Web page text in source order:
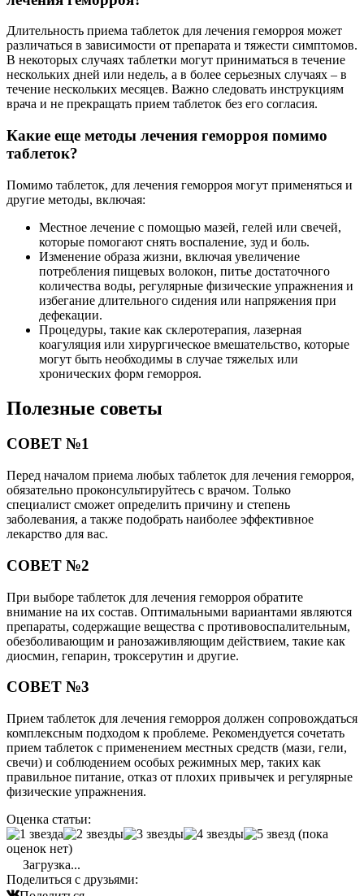
Длительность приема таблеток для лечения геморроя может
различаться в зависимости от препарата и тяжести симптомов.
В некоторых случаях таблетки могут приниматься в течение
нескольких дней или недель, а в более серьезных случаях – в
течение нескольких месяцев. Важно следовать инструкциям
врача и не прекращать прием таблеток без его согласия.
Какие еще методы лечения геморроя помимо
таблеток?
Помимо таблеток, для лечения геморроя могут применяться и
другие методы, включая:
Местное лечение с помощью мазей, гелей или свечей,
которые помогают снять воспаление, зуд и боль.
Изменение образа жизни, включая увеличение
потребления пищевых волокон, питье достаточного
количества воды, регулярные физические упражнения и
избегание длительного сидения или напряжения при
дефекации.
Процедуры, такие как склеротерапия, лазерная
коагуляция или хирургическое вмешательство, которые
могут быть необходимы в случае тяжелых или
хронических форм геморроя.
Полезные советы
СОВЕТ №1
Перед началом приема любых таблеток для лечения геморроя,
обязательно проконсультируйтесь с врачом. Только
специалист сможет определить причину и степень
заболевания, а также подобрать наиболее эффективное
лекарство для вас.
СОВЕТ №2
При выборе таблеток для лечения геморроя обратите
внимание на их состав. Оптимальными вариантами являются
препараты, содержащие вещества с противовоспалительным,
обезболивающим и ранозаживляющим действием, такие как
диосмин, гепарин, троксерутин и другие.
СОВЕТ №3
Прием таблеток для лечения геморроя должен сопровождаться
комплексным подходом к проблеме. Рекомендуется сочетать
прием таблеток с применением местных средств (мази, гели,
свечи) и соблюдением особых режимных мер, таких как
правильное питание, отказ от плохих привычек и регулярные
физические упражнения.
Оценка статьи:
(пока
оценок нет)
Загрузка...
Поделиться с друзьями: